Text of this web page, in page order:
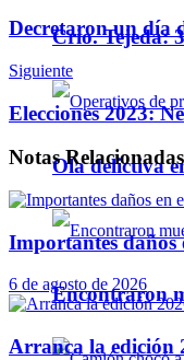
Crio. Tejeda:
Ola delictiva
Encontraron
Decretaron un día
Siguiente
Elecciones 2023:
NotasRelacionadas
Importantes
6 de agosto de 2026
Arranca la edición